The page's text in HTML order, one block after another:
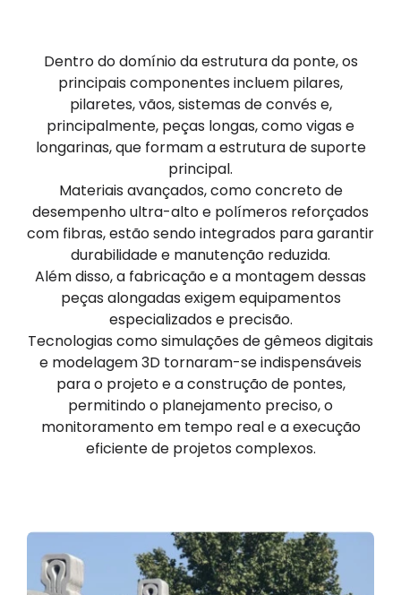
Dentro do domínio da estrutura da ponte, os
principais componentes incluem pilares,
pilaretes, vãos, sistemas de convés e,
principalmente, peças longas, como vigas e
longarinas, que formam a estrutura de suporte
principal.
Materiais avançados, como concreto de
desempenho ultra-alto e polímeros reforçados
com fibras, estão sendo integrados para garantir
durabilidade e manutenção reduzida.
Além disso, a fabricação e a montagem dessas
peças alongadas exigem equipamentos
especializados e precisão.
Tecnologias como simulações de gêmeos digitais
e modelagem 3D tornaram-se indispensáveis
para o projeto e a construção de pontes,
permitindo o planejamento preciso, o
monitoramento em tempo real e a execução
eficiente de projetos complexos.